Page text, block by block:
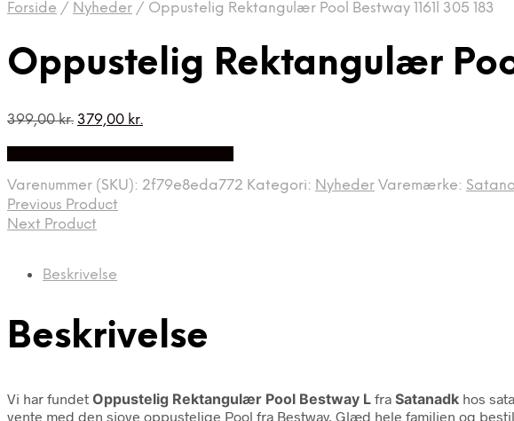
Forside / Nyheder / Oppustelig Rektangulær Pool Bestway 1161l 305 183
Oppustelig Rektangulær
399,00kr. Den
399,00 kr..
379,00 kr.
379,00 kr..
Varenummer (SKU): 2f79e8eda772 Kategori: Nyheder Varemærke:
Previous Product
Next Product
Beskrivelse
Beskrivelse
Vi har fundet Oppustelig Rektangulær Pool Bestway L fra Satanadk hos
vente med den sjove oppustelige Pool fra Bestway. Glæd hele familien og